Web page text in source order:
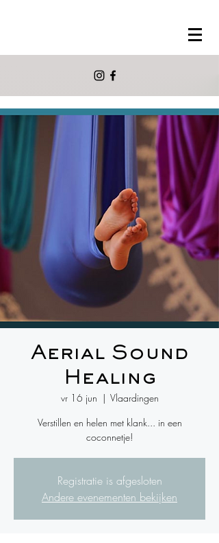
Aerial Sound
Healing
vr 16 jun
  |
Vlaardingen
Verstillen en helen met klank... in een
coconnetje!
Registratie is afgesloten
Andere evenementen bekijken